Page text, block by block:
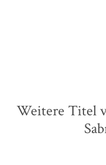
Weitere Titel